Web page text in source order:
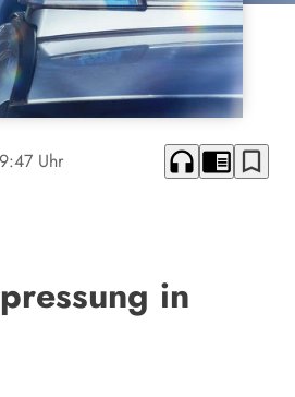
Uhr headphones chrome_reader_mode bookmark_border
in